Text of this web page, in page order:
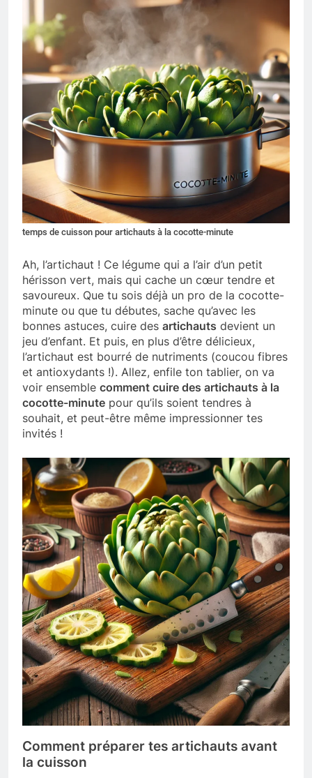
temps de cuisson pour artichauts à la cocotte-minute
Ah, l’artichaut ! Ce légume qui a l’air d’un petit
hérisson vert, mais qui cache un cœur tendre et
savoureux. Que tu sois déjà un pro de la cocotte-
minute ou que tu débutes, sache qu’avec les
bonnes astuces, cuire des artichauts devient un
jeu d’enfant. Et puis, en plus d’être délicieux,
l’artichaut est bourré de nutriments (coucou fibres
et antioxydants !). Allez, enfile ton tablier, on va
voir ensemble comment cuire des artichauts à la
cocotte-minute pour qu’ils soient tendres à
souhait, et peut-être même impressionner tes
invités !
Comment préparer tes artichauts avant
la cuisson